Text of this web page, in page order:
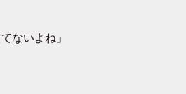
ないよね」